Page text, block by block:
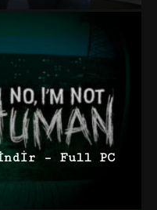
İndir – Full PC